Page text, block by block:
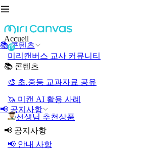
📚 콘텐츠
📢 공지사항
Accueil
미리캔버스 교사 커뮤니티
📚 콘텐츠
🎨 초.중등 교과자료 공유
🦄 미캔 AI 활용 사례
선생님 추천상품
📢 공지사항
📢 안내 사항